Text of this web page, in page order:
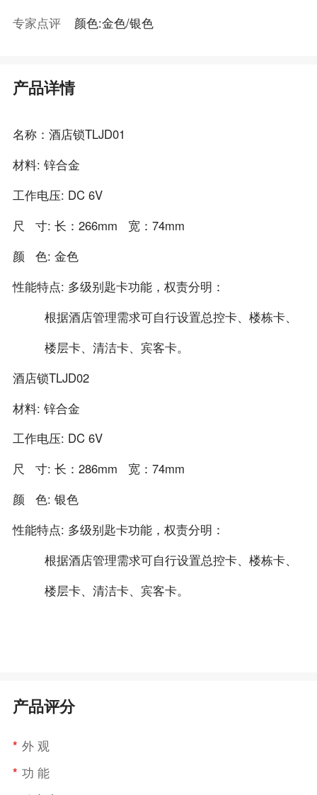
专家点评 颜色:金色/银色
产品详情
名称：酒店锁TLJD01
材料: 锌合金
工作电压: DC 6V
尺 寸: 长：266mm 宽：74mm
颜 色: 金色
性能特点: 多级别匙卡功能，权责分明：
根据酒店管理需求可自行设置总控卡、楼栋卡、
楼层卡、清洁卡、宾客卡。
酒店锁TLJD02
材料: 锌合金
工作电压: DC 6V
尺 寸: 长：286mm 宽：74mm
颜 色: 银色
性能特点: 多级别匙卡功能，权责分明：
根据酒店管理需求可自行设置总控卡、楼栋卡、
楼层卡、清洁卡、宾客卡。
产品评分
* 外 观
* 功 能